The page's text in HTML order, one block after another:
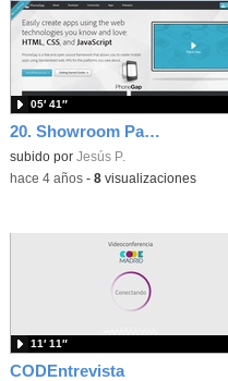
20. Showroom Parte II
Contenido educativo.
subido por Jesús P.
05′ 41″
-hace 4 años- 8visualizaciones
CODEntrevista
11′ 11″